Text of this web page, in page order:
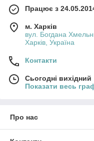
Працює з
м. Харків
вул. Богдана
Харків, Україна
Контакти
Сьогодні вихідний
Показати весь
Про нас